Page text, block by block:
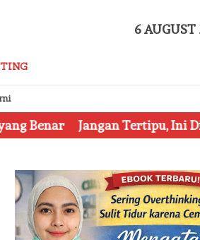
6 AUGUST
Tertipu, Ini Dia 7 Tips